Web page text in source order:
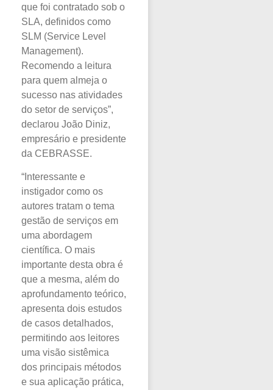
que foi contratado sob o
SLA, definidos como
SLM (Service Level
Management).
Recomendo a leitura
para quem almeja o
sucesso nas atividades
do setor de serviços”,
declarou João Diniz,
empresário e presidente
da CEBRASSE.
“Interessante e
instigador como os
autores tratam o tema
gestão de serviços em
uma abordagem
científica. O mais
importante desta obra é
que a mesma, além do
aprofundamento teórico,
apresenta dois estudos
de casos detalhados,
permitindo aos leitores
uma visão sistêmica
dos principais métodos
e sua aplicação prática,